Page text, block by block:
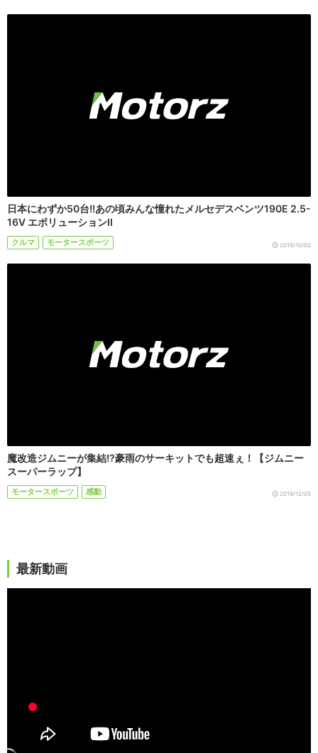
日本にわずか50台!!あの頃みんな憧れたメルセデスベンツ190E 2.5-
16V エボリューションII
クルマ モータースポーツ 2019/10/02
魔改造ジムニーが集結!?豪雨のサーキットでも超速ぇ！【ジムニー
スーパーラップ】
モータースポーツ 感動 2019/12/05
最新動画